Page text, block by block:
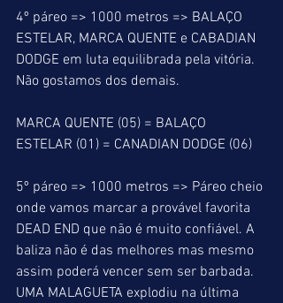
4º páreo => 1000 metros => BALAÇO
ESTELAR, MARCA QUENTE e CABADIAN
DODGE em luta equilibrada pela vitória.
Não gostamos dos demais.
MARCA QUENTE (05) = BALAÇO
ESTELAR (01) = CANADIAN DODGE (06)
5º páreo => 1000 metros => Páreo cheio
onde vamos marcar a provável favorita
DEAD END que não é muito confiável. A
baliza não é das melhores mas mesmo
assim poderá vencer sem ser barbada.
UMA MALAGUETA explodiu na última